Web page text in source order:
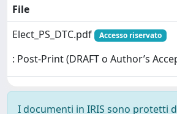
File
Elect_PS_DTC.pdf
Accesso riservato
: Post-Print (DRAFT o Author’s
I documenti in IRIS sono protetti